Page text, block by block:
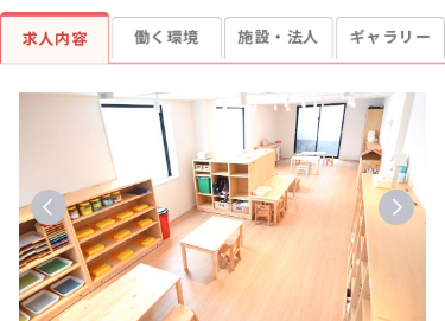
求人内容 働く環境 施設・法人 ギャラリー